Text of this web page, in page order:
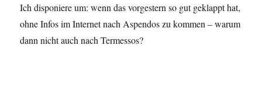
Ich disponiere um: wenn das vorgestern so gut geklappt hat,
ohne Infos im Internet nach Aspendos zu kommen – warum
dann nicht auch nach Termessos?